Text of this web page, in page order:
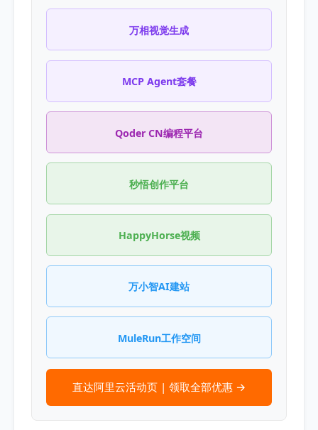
万相视觉生成
MCP Agent套餐
Qoder CN编程平台
秒悟创作平台
HappyHorse视频
万小智AI建站
MuleRun工作空间
直达阿里云活动页 | 领取全部优惠 →